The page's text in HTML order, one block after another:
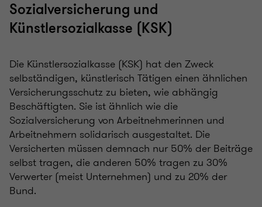
Sozialversicherung und
Künstlersozialkasse (KSK)
Die Künstlersozialkasse (KSK) hat den Zweck
selbständigen, künstlerisch Tätigen einen ähnlichen
Versicherungsschutz zu bieten, wie abhängig
Beschäftigten. Sie ist ähnlich wie die
Sozialversicherung von Arbeitnehmerinnen und
Arbeitnehmern solidarisch ausgestaltet. Die
Versicherten müssen demnach nur 50% der Beiträge
selbst tragen, die anderen 50% tragen zu 30%
Verwerter (meist Unternehmen) und zu 20% der
Bund.